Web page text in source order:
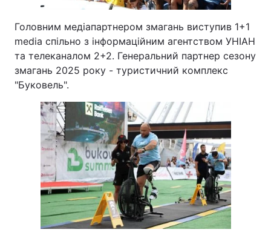
Головним медіапартнером змагань виступив 1+1
media спільно з інформаційним агентством УНІАН
та телеканалом 2+2. Генеральний партнер сезону
змагань 2025 року - туристичний комплекс
"Буковель".